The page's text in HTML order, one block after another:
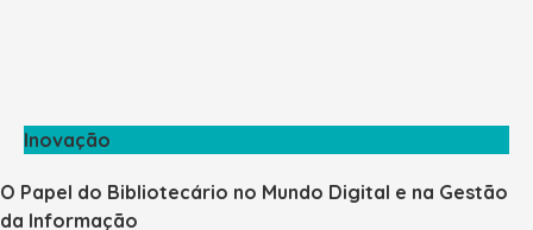
Inovação
O Papel do Bibliotecário no Mundo Digital e na Gestão
da Informação